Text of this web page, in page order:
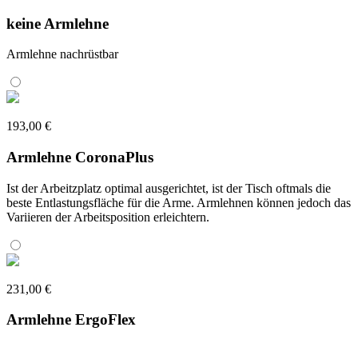
keine Armlehne
Armlehne nachrüstbar
193,00 €
Armlehne CoronaPlus
Ist der Arbeitzplatz optimal ausgerichtet, ist der Tisch oftmals die
beste Entlastungsfläche für die Arme. Armlehnen können jedoch das
Variieren der Arbeitsposition erleichtern.
231,00 €
Armlehne ErgoFlex